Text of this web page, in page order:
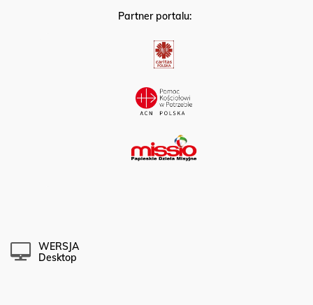
Partner portalu:
WERSJA
Desktop